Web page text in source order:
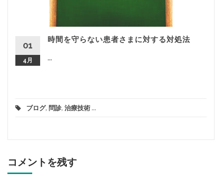
01
4月
時間を守らない患者さまに対する対処法
...
ブログ, 問診, 治療技術...
コメントを残す